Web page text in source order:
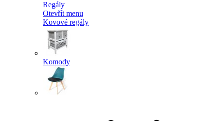
Regály
Otevřít menu
Kovové regály
Komody